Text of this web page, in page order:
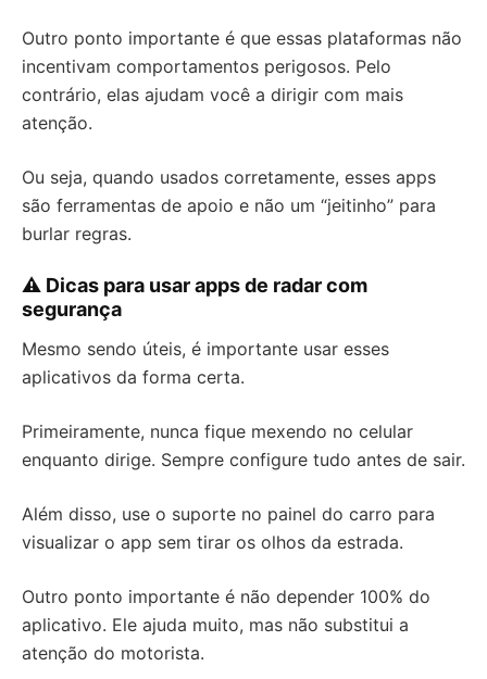
Outro ponto importante é que essas plataformas não
incentivam comportamentos perigosos. Pelo
contrário, elas ajudam você a dirigir com mais
atenção.
Ou seja, quando usados corretamente, esses apps
são ferramentas de apoio e não um “jeitinho” para
burlar regras.
⚠️ Dicas para usar apps de radar com
segurança
Mesmo sendo úteis, é importante usar esses
aplicativos da forma certa.
Primeiramente, nunca fique mexendo no celular
enquanto dirige. Sempre configure tudo antes de sair.
Além disso, use o suporte no painel do carro para
visualizar o app sem tirar os olhos da estrada.
Outro ponto importante é não depender 100% do
aplicativo. Ele ajuda muito, mas não substitui a
atenção do motorista.